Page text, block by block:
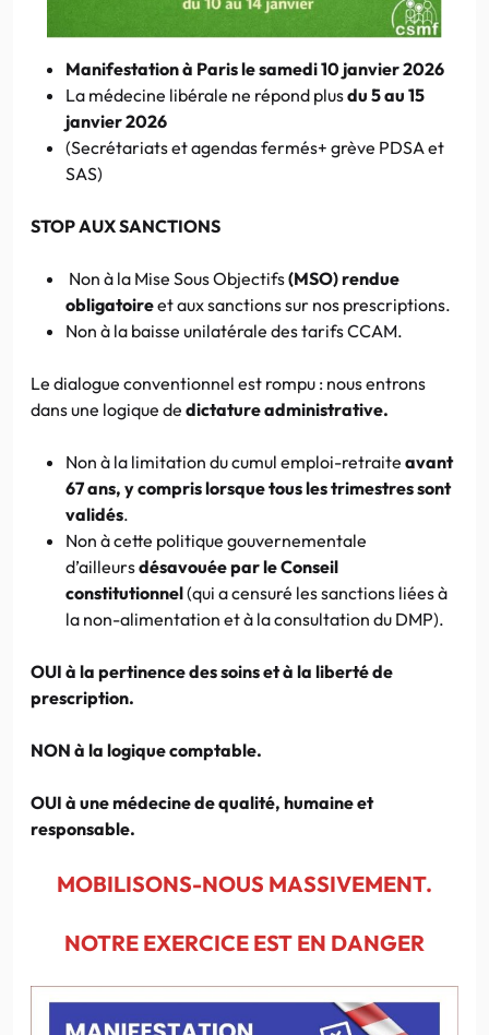
Manifestation à Paris le samedi 10 janvier 2026
La médecine libérale ne répond plusdu 5 au 15
janvier2026
(Secrétariats et agendas fermés+ grève PDSA et
SAS)
STOP AUX SANCTIONS
Non à la Mise Sous Objectifs(MSO) rendue
obligatoireet aux sanctions sur nos prescriptions.
Non à la baisse unilatérale des tarifs CCAM.
Le dialogue conventionnel est rompu : nous entrons
dans une logique de dictature administrative.
Non à la limitation du cumul emploi-retraite avant
67 ans, y compris lorsque tous les trimestres sont
validés.
Non à cette politique gouvernementale
d’ailleursdésavouée par le Conseil
constitutionnel(qui a censuré les sanctions liées à
la non-alimentation et à la consultation du DMP).
OUI à la pertinence des soins et à la liberté de
prescription.
NON à la logique comptable.
OUI à une médecine de qualité, humaine et
responsable.
MOBILISONS-NOUS MASSIVEMENT.
NOTRE EXERCICE EST EN DANGER